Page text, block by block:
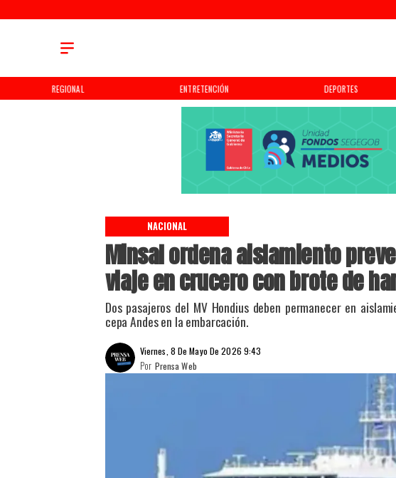
ENTRETENCIÓN DEPORTES CULTURA
Minsal ordena aislamiento
viaje en crucero con brote de
Dos pasajeros del MV Hondius deben permanecer en
cepa Andes en la embarcación.
NACIONAL
Viernes, 8 De Mayo De 2026 9:43
Prensa Web
Por